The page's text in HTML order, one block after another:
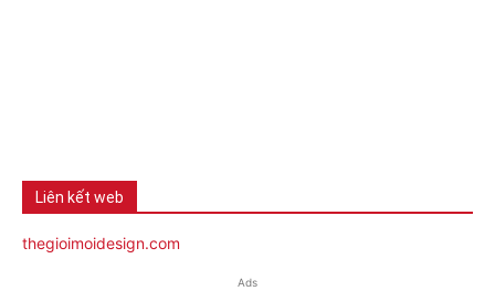
Liên kết web
thegioimoidesign.com
Ads